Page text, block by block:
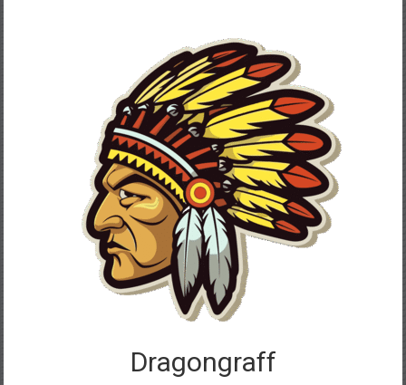
Dragongraff